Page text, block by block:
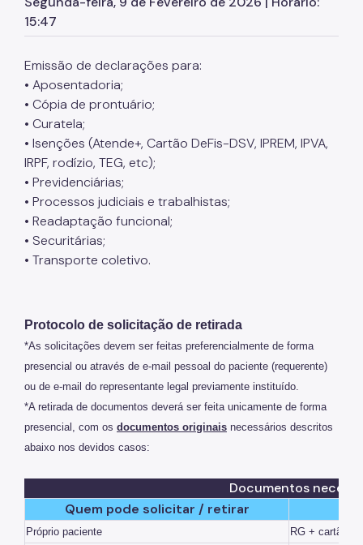
Clínicas
Comitê de Ética em Pesquisa
Enfermagem
Atendimento Urgência
Pronto-Socorro Adulto
Pronto-Socorro Infantil
SAME
Resultado de Exames
Exames
Amb. Descentralizados
Assistência Domiciliária
Canais de Comunicação
15:47
Emissão de declarações para:
• Aposentadoria;
• Cópia de prontuário;
• Curatela;
• Isenções (Atende+, Cartão DeFis-DSV, IPREM, IPVA,
IRPF, rodízio, TEG, etc);
• Previdenciárias;
• Processos judiciais e trabalhistas;
• Readaptação funcional;
• Securitárias;
• Transporte coletivo.
Protocolo de solicitação de retirada
*As solicitações devem ser feitas preferencialmente de forma
presencial ou através de e-mail pessoal do paciente (requerente)
ou de e-mail do representante legal previamente instituído.
*A retirada de documentos deverá ser feita unicamente de forma
presencial, com os documentos originais necessários descritos
abaixo nos devidos casos:
Documentos
Quem pode solicitar / retirar
Próprio paciente RG + cartão